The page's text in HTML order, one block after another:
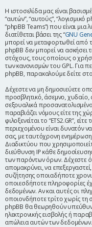
Η ιστοσελίδα μας είναι
“αυτών”, “αυτούς”, “λογισμικό
“phpBB Teams”) που είναι
διατίθεται βάσει της “GNU
μπορεί να μεταφορτωθεί από
phpBB δεν μπορεί να ασκήσει
στόχους, τους οποίους ο
των κανονισμών του GPL. Για
phpBB, παρακαλούμε δείτε στο
Δέχεστε να μη δημοσιεύετε
προσβλητικό, άσεμνο, χυδαίο,
σεξουαλικά
παραβιάζει νόμους είτε της
φιλοξενείται το “ETS2.GR”,
περιεχομένου είναι δυνατόν
σας, με ταυτόχρονη
Διαδικτύου που
διεύθυνση IP κάθε
των παρόντων όρων. Δέχεστε
απομακρύνει, να
συζήτησης οποιαδήποτε
οποιεσδήποτε πληροφορίες
δεδομένων. Αν και αυτές οι
οποιονδήποτε τρίτο χωρίς τη
phpBB θα θεωρηθούν
ηλεκτρονικής εισβολής ή
απώλεια αυτών των δεδομένων.